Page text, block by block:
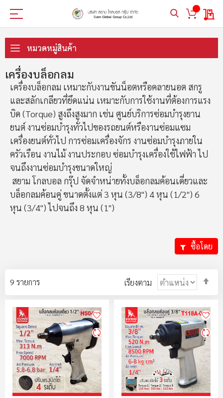
My
ไป
ที่
เนื้อหา
หมวดหมู่สินค้า
เครื่องบล็อกลม
เครื่องบล็อกลม เหมาะกับงานขันน็อตหรือคลายนอต สกรู
และสลักเกลียวที่ยึดแน่น เหมาะกับการใช้งานที่ต้องการแรง
บิด (Torque) สูงถึงสูงมาก เช่น ศูนย์บริการซ่อมบำรุงยาน
ยนต์ งานซ่อมบำรุงทั่วไปของรถยนต์หรืองานซ่อมแซม
เครื่องยนต์ทั่วไป การซ่อมเครื่องจักร งานซ่อมบำรุงภายใน
ครัวเรือน งานไม้ งานประกอบ ซ่อมบำรุงเครื่องใช้ไฟฟ้า ไป
จนถึงงานซ่อมบำรุงขนาดใหญ่
สยาม โกลบอล กรุ๊ป จัดจำหน่ายทั้งบล็อกลมค้อนเดี่ยวและ
บล็อกลมค้อนคู่ ขนาดตั้งแต่ 3 หุน (3/8") 4 หุน (1/2") 6
หุน (3/4") ไปจนถึง 8 หุน (1")
9 รายการ เรียงตาม
ซื้อโดย